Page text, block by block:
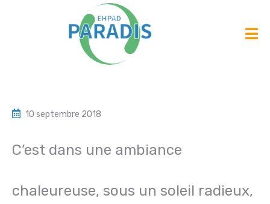
10 septembre 2018
C’est dans une ambiance
chaleureuse, sous un soleil radieux,